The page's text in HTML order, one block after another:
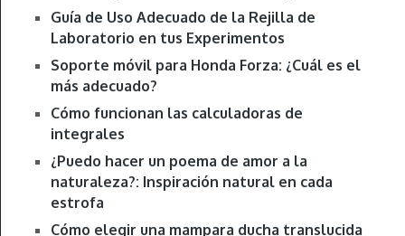
Guía de Uso Adecuado de la Rejilla de
Laboratorio en tus Experimentos
Soporte móvil para Honda Forza: ¿Cuál es el
más adecuado?
Cómo funcionan las calculadoras de
integrales
¿Puedo hacer un poema de amor a la
naturaleza?: Inspiración natural en cada
estrofa
Cómo elegir una mampara ducha translucida